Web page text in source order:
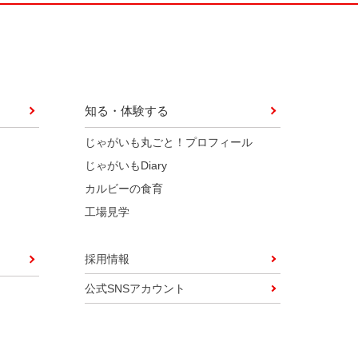
知る・体験する
じゃがいも丸ごと！プロフィール
じゃがいもDiary
カルビーの食育
工場見学
採用情報
公式SNSアカウント